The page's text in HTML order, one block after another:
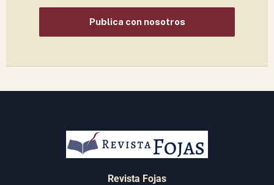
Publica con nosotros
Revista Fojas